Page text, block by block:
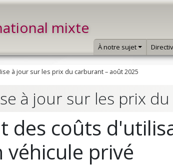
mixte
À notre sujet
à jour sur les prix du carburant – août 2025
à jour sur les prix
des coûts
privé